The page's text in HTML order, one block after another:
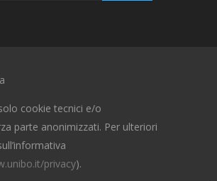
cookie tecnici e/o
parte anonimizzati. Per ulteriori
privacy).